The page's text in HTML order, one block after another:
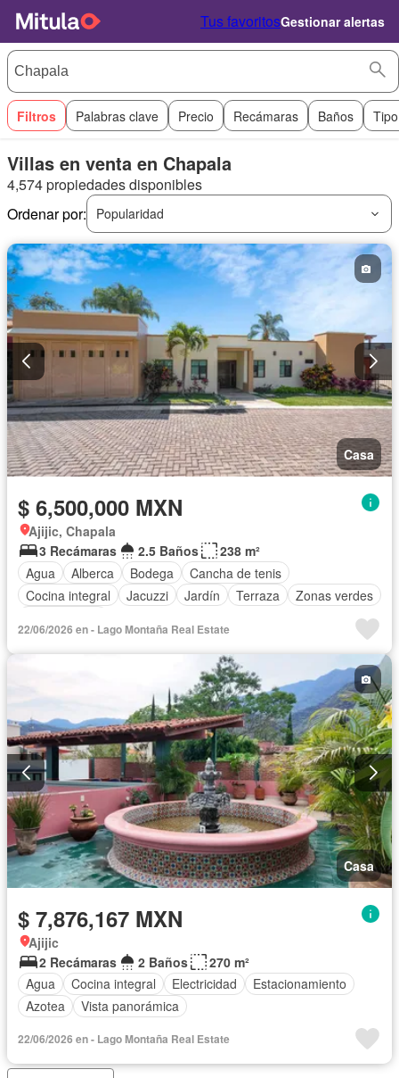
Tus favoritosGestionar alertas
Filtros Palabras clave Precio Recámaras Baños
Villas en venta en Chapala
4,574 propiedades disponibles
Ordenar por:
Popularidad
Casa
$ 6,500,000 MXN
Ajijic, Chapala
3 Recámaras
2.5 Baños
238 m²
Agua
Alberca Bodega
Cancha de tenis
Cocina integral
Jacuzzi Jardín Terraza
Zonas verdes
22/06/2026 en - Lago Montaña Real Estate
Casa
$ 7,876,167 MXN
Ajijic
2 Recámaras
2 Baños
270 m²
Agua
Cocina integral Electricidad
Estacionamiento
Azotea
Vista panorámica
22/06/2026 en - Lago Montaña Real Estate